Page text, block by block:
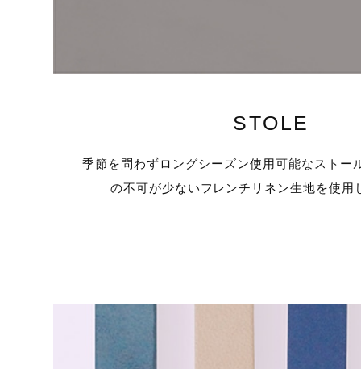
STOLE
季節を問わずロングシーズン使用可能なストー
の不可が少ないフレンチリネン生地を使用